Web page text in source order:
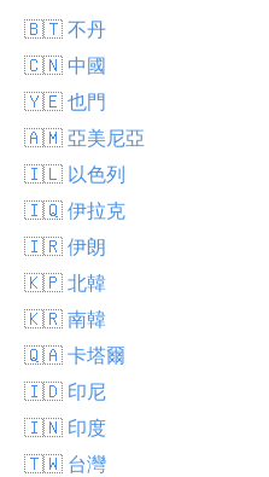
🇧🇹 不丹
🇨🇳 中國
🇾🇪 也門
🇦🇲 亞美尼亞
🇮🇱 以色列
🇮🇶 伊拉克
🇮🇷 伊朗
🇰🇵 北韓
🇰🇷 南韓
🇶🇦 卡塔爾
🇮🇩 印尼
🇮🇳 印度
🇹🇼 台灣